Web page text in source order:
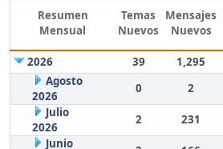
Resumen
Mensual
Temas
Nuevos
Mensajes
Nuevos
2026
39 1,295
Agosto
2026
0 2
Julio
2026
2 231
Junio